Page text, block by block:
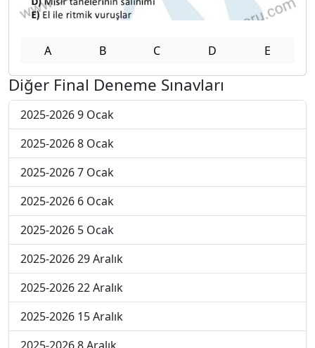
A B C D E
Diğer Final Deneme Sınavları
2025-2026 9 Ocak
2025-2026 8 Ocak
2025-2026 7 Ocak
2025-2026 6 Ocak
2025-2026 5 Ocak
2025-2026 29 Aralık
2025-2026 22 Aralık
2025-2026 15 Aralık